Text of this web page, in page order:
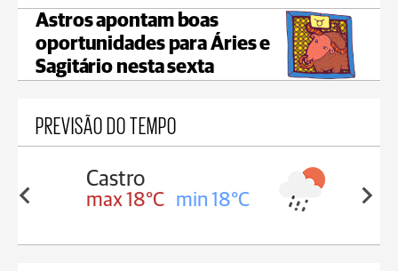
Astros apontam boas
oportunidades para Áries e
Sagitário nesta sexta
PREVISÃO DO TEMPO
18°C max 18°C min 17°C